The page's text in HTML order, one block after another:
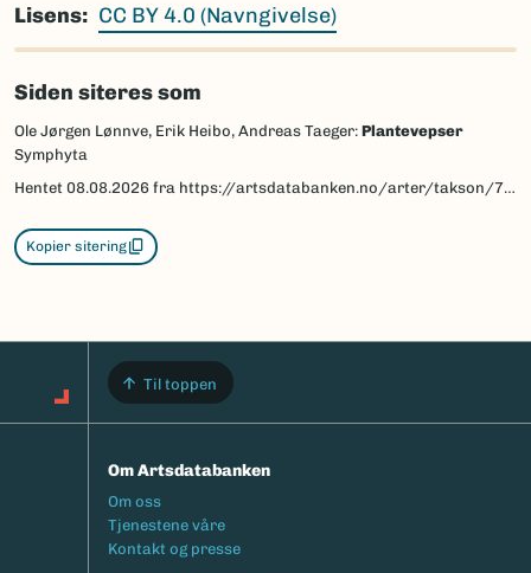
Lisens
CC BY 4.0 (Navngivelse)
Siden siteres som
Ole Jørgen Lønnve, Erik Heibo, Andreas Taeger: Plantevepser
Symphyta
Hentet 08.08.2026 fra https://artsdatabanken.no/arter/takson/70753/beskrivelse
Kopier sitering
Til toppen
Om Artsdatabanken
Footermeny
Om oss
Tjenestene våre
Kontakt og presse